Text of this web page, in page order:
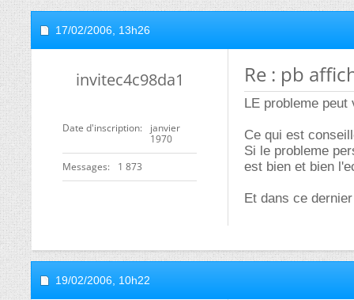
17/02/2006, 13h26
invitec4c98da1
Date d'inscription
janvier
1970
Messages 1 873
Re : pb
LE probleme
Ce qui est
Si le probleme
est bien et bien
Et dans ce
19/02/2006, 10h22